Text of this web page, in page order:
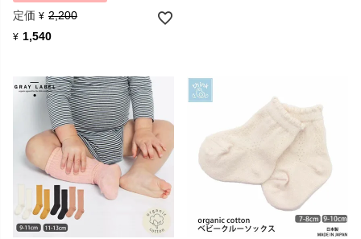
定価 ¥ 2,200
¥ 1,540